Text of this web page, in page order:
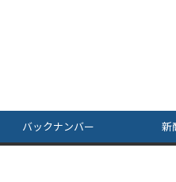
バックナンバー 新